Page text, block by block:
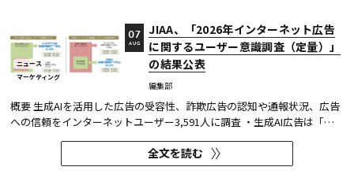
ニュース
マーケティング
JIAA、「2026年インターネット広告
に関するユーザー意識調査（定量）」
の結果公表
編集部
07
AUG
概要 生成AIを活用した広告の受容性、詐欺広告の認知や通報状況、広告
への信頼をインターネットユーザー3,591人に調査 ・生成AI広告は「条
件が整えば活用してよい」が52.0%。AI活用の明示や権利処理など、透
明性への配慮が受容の前提になる。 ・詐欺広告は各タイプとも70％の認
知があり、過去1年以内の接触経験は10～20％台。一方、通報経...
全文を読む